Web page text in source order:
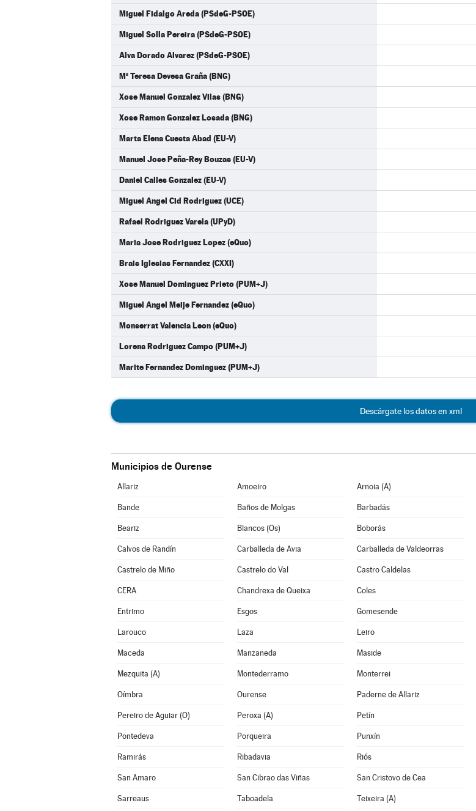
Miguel Fidalgo Areda (PSdeG-PSOE)
Miguel Solla Pereira (PSdeG-PSOE)
Alva Dorado Alvarez (PSdeG-PSOE)
Mª Teresa Devesa Graña (BNG)
Xose Manuel Gonzalez Vilas (BNG)
Xose Ramon Gonzalez Losada (BNG)
Marta Elena Cuesta Abad (EU-V)
Manuel Jose Peña-Rey Bouzas (EU-V)
Daniel Calles Gonzalez (EU-V)
Miguel Angel Cid Rodriguez (UCE)
Rafael Rodriguez Varela (UPyD)
Maria Jose Rodriguez Lopez (eQuo)
Brais Iglesias Fernandez (CXXI)
Xose Manuel Dominguez Prieto (PUM+J)
Miguel Angel Meije Fernandez (eQuo)
Monserrat Valencia Leon (eQuo)
Lorena Rodriguez Campo (PUM+J)
Marite Fernandez Dominguez (PUM+J)
Descárgate los datos en xml
Municipios de Ourense
Allariz Amoeiro Arnoia (A)
Bande Baños de Molgas Barbadás
Beariz Blancos (Os) Boborás
Calvos de Randín Carballeda de Avia Carballeda de Valdeorras
Castrelo de Miño Castrelo do Val Castro Caldelas
CERA Chandrexa de Queixa Coles
Entrimo Esgos Gomesende
Larouco Laza Leiro
Maceda Manzaneda Maside
Mezquita (A) Montederramo Monterrei
Oímbra Ourense Paderne de Allariz
Pereiro de Aguiar (O) Peroxa (A) Petín
Pontedeva Porqueira Punxín
Ramirás Ribadavia Riós
San Amaro San Cibrao das Viñas San Cristovo de Cea
Sarreaus Taboadela Teixeira (A)